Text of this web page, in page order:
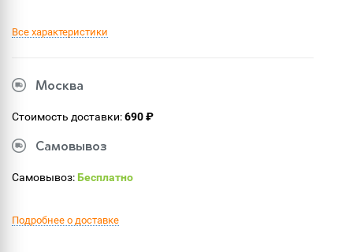
Все характеристики
Москва
Стоимость доставки:690 ₽
Самовывоз
Самовывоз:Бесплатно
Подробнее о доставке